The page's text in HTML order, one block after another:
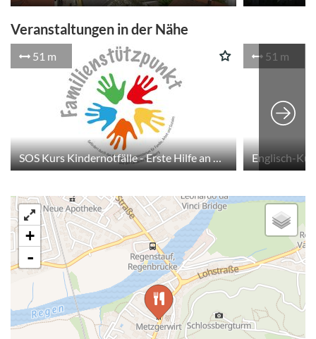
Veranstaltungen in der Nähe
51 m
SOS Kurs Kindernotfälle - Erste Hilfe an Baby und Kind
51 m
+
-